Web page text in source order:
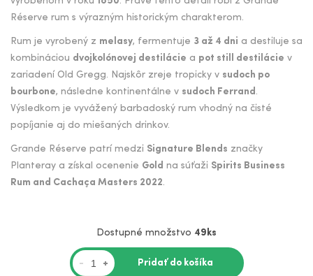
Réserve rum s výrazným historickým charakterom.
Rum je vyrobený z melasy, fermentuje 3 až 4 dni a destiluje sa
kombináciou dvojkolónovej destilácie a pot still destilácie v
zariadení Old Gregg. Najskôr zreje tropicky v sudoch po
bourbone, následne kontinentálne v sudoch Ferrand.
Výsledkom je vyvážený barbadoský rum vhodný na čisté
popíjanie aj do miešaných drinkov.
Grande Réserve patrí medzi Signature Blends značky
Planteray a získal ocenenie Gold na súťaži Spirits Business
Rum and Cachaça Masters 2022.
Dostupné množstvo 49ks
- + Pridať do košíka